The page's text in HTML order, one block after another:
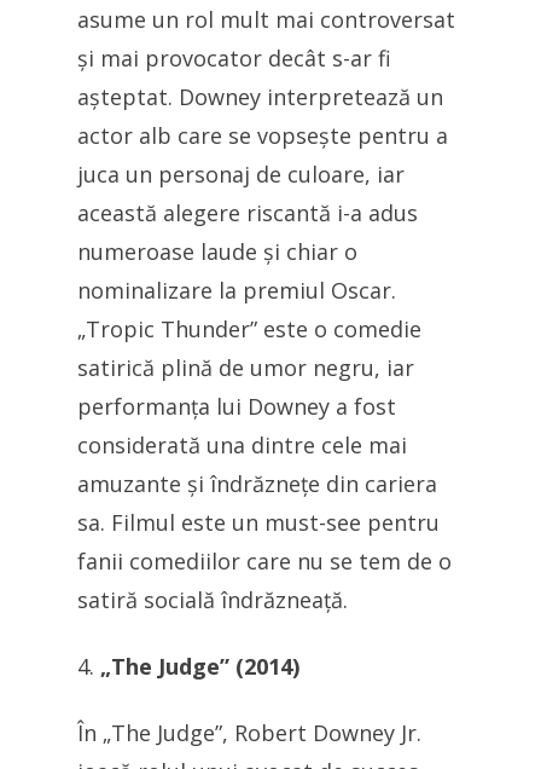
asume un rol mult mai controversat
și mai provocator decât s-ar fi
așteptat. Downey interpretează un
actor alb care se vopsește pentru a
juca un personaj de culoare, iar
această alegere riscantă i-a adus
numeroase laude și chiar o
nominalizare la premiul Oscar.
„Tropic Thunder” este o comedie
satirică plină de umor negru, iar
performanța lui Downey a fost
considerată una dintre cele mai
amuzante și îndrăznețe din cariera
sa. Filmul este un must-see pentru
fanii comediilor care nu se tem de o
satiră socială îndrăzneață.
„The Judge” (2014)
În „The Judge”, Robert Downey Jr.